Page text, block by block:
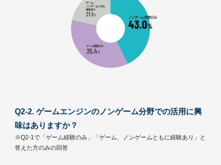
Q2-2. ゲームエンジンのノンゲーム分野での活用に興
味はありますか？
※Q2-1で「ゲーム経験のみ」「ゲーム、ノンゲームともに経験あり」と
答えた方のみの回答